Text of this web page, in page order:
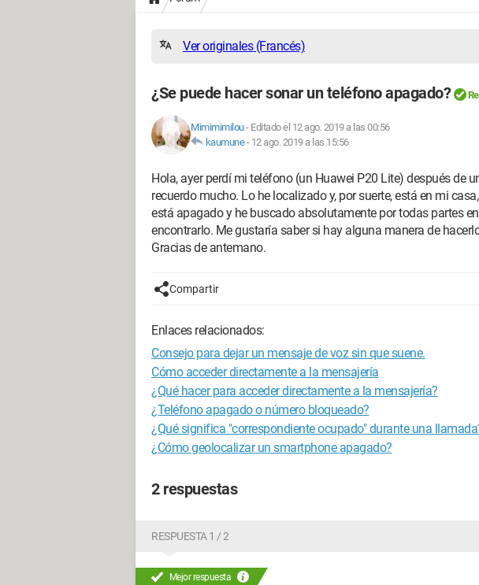
Ver originales (Francés)
¿Se puede hacer sonar un teléfono apagado?
Mimimimilou- Editado el 12 ago. 2019 a las 00:56
kaumune- 12 ago. 2019 a las 15:56
Hola, ayer perdí mi teléfono (un Huawei P20 Lite) después de
recuerdo mucho. Lo he localizado y, por suerte, está en mi
está apagado y he buscado absolutamente por todas partes
encontrarlo. Me gustaría saber si hay alguna manera de
Gracias de antemano.
Compartir
Enlaces relacionados:
Consejo para dejar un mensaje de voz sin que suene.
Cómo acceder directamente a la mensajería
¿Qué hacer para acceder directamente a la mensajería?
¿Teléfono apagado o número bloqueado?
¿Qué significa "correspondiente ocupado" durante una
¿Cómo geolocalizar un smartphone apagado?
2 respuestas
RESPUESTA 1 / 2
Mejor respuesta